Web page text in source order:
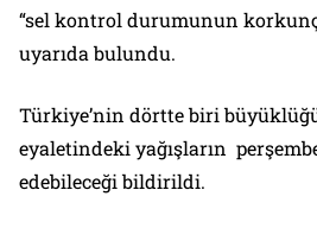
“sel kontrol durumunun
uyarıda bulundu.
Türkiye’nin dörtte biri
eyaletindeki yağışların
edebileceği bildirildi.